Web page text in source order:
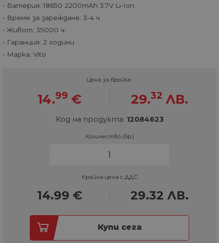
- Батерия: 18650 2200mAh 3.7V Li-Ion
- Време за зареждане: 3-4 ч.
- Живот: 35000 ч.
- Гаранция: 2 години
- Марка: Vito
Цена за бройка :
14.99 € 29.32 ЛВ.
Код на продукта: 12084623
Количество (бр.)
Крайна цена с ДДС
14.99 € 29.32 ЛВ.
Купи сега